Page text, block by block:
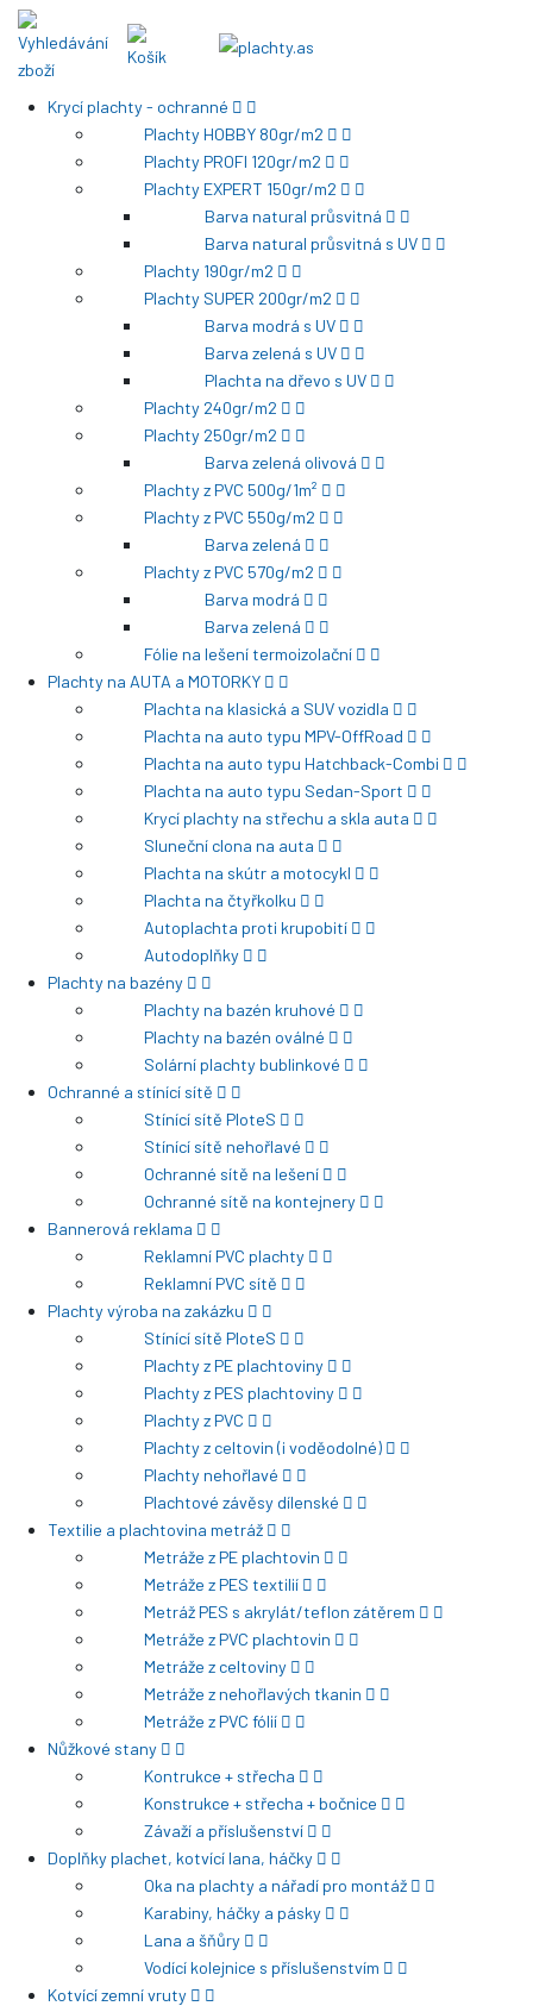
Krycí plachty - ochranné
Plachty HOBBY 80gr/m2
Plachty PROFI 120gr/m2
Plachty EXPERT 150gr/m2
Barva natural průsvitná
Barva natural průsvitná s UV
Plachty 190gr/m2
Plachty SUPER 200gr/m2
Barva modrá s UV
Barva zelená s UV
Plachta na dřevo s UV
Plachty 240gr/m2
Plachty 250gr/m2
Barva zelená olivová
Plachty z PVC 500g/1m²
Plachty z PVC 550g/m2
Barva zelená
Plachty z PVC 570g/m2
Barva modrá
Barva zelená
Fólie na lešení termoizolační
Plachty na AUTA a MOTORKY
Plachta na klasická a SUV vozidla
Plachta na auto typu MPV-OffRoad
Plachta na auto typu Hatchback-Combi
Plachta na auto typu Sedan-Sport
Krycí plachty na střechu a skla auta
Sluneční clona na auta
Plachta na skútr a motocykl
Plachta na čtyřkolku
Autoplachta proti krupobití
Autodoplňky
Plachty na bazény
Plachty na bazén kruhové
Plachty na bazén oválné
Solární plachty bublinkové
Ochranné a stínící sítě
Stínící sítě PloteS
Stínící sítě nehořlavé
Ochranné sítě na lešení
Ochranné sítě na kontejnery
Bannerová reklama
Reklamní PVC plachty
Reklamní PVC sítě
Plachty výroba na zakázku
Stínící sítě PloteS
Plachty z PE plachtoviny
Plachty z PES plachtoviny
Plachty z PVC
Plachty z celtovin (i voděodolné)
Plachty nehořlavé
Plachtové závěsy dílenské
Textilie a plachtovina metráž
Metráže z PE plachtovin
Metráže z PES textilií
Metráž PES s akrylát/teflon zátěrem
Metráže z PVC plachtovin
Metráže z celtoviny
Metráže z nehořlavých tkanin
Metráže z PVC fólií
Nůžkové stany
Kontrukce + střecha
Konstrukce + střecha + bočnice
Závaží a příslušenství
Doplňky plachet, kotvící lana, háčky
Oka na plachty a nářadí pro montáž
Karabiny, háčky a pásky
Lana a šňůry
Vodící kolejnice s příslušenstvím
Kotvící zemní vruty